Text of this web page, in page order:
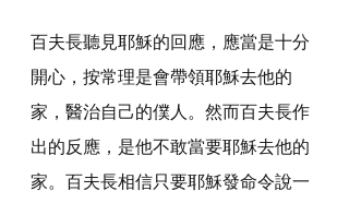
百夫長聽見耶穌的回應，應當是十分
開心，按常理是會帶領耶穌去他的
家，醫治自己的僕人。然而百夫長作
出的反應，是他不敢當要耶穌去他的
家。百夫長相信只要耶穌發命令說一